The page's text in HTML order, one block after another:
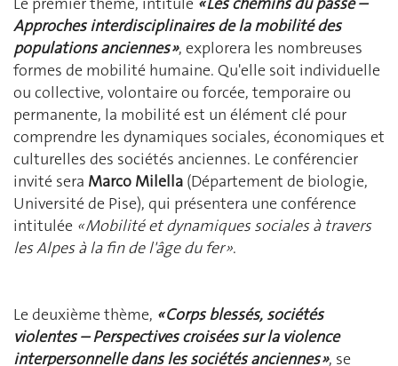
Approches interdisciplinaires de la mobilité des
populations anciennes », explorera les nombreuses
formes de mobilité humaine. Qu'elle soit individuelle
ou collective, volontaire ou forcée, temporaire ou
permanente, la mobilité est un élément clé pour
comprendre les dynamiques sociales, économiques et
culturelles des sociétés anciennes. Le conférencier
invité sera Marco Milella (Département de biologie,
Université de Pise), qui présentera une conférence
intitulée « Mobilité et dynamiques sociales à travers
les Alpes à la fin de l'âge du fer ».
Le deuxième thème, « Corps blessés, sociétés
violentes – Perspectives croisées sur la violence
interpersonnelle dans les sociétés anciennes », se